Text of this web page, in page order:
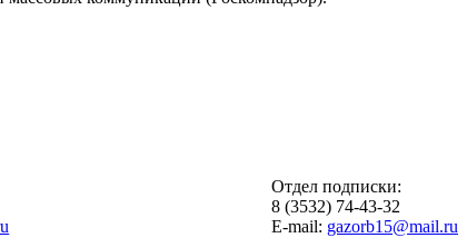
Отдел подписки:
8 (3532) 74-43-32
E-mail: gazorb15@mail.ru